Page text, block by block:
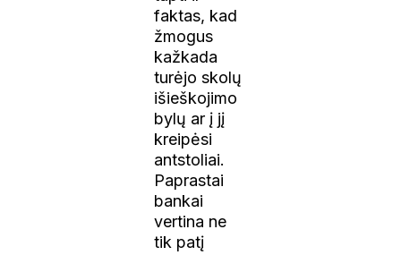
faktas, kad
žmogus
kažkada
turėjo skolų
išieškojimo
bylų ar į jį
kreipėsi
antstoliai.
Paprastai
bankai
vertina ne
tik patį